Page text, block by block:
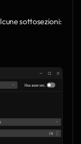
sottosezioni: